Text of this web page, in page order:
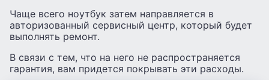
Чаще всего ноутбук затем направляется в
авторизованный сервисный центр, который будет
выполнять ремонт.
В связи с тем, что на него не распространяется
гарантия, вам придется покрывать эти расходы.